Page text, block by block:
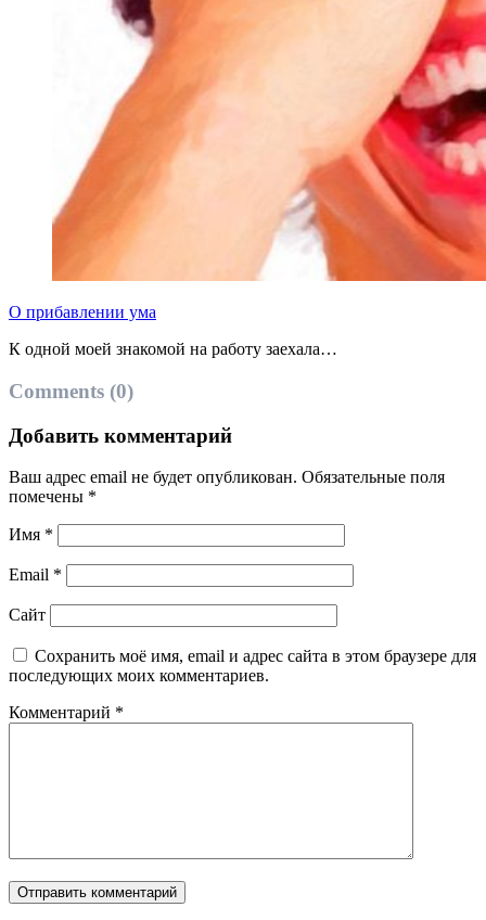
О прибавлении ума
К одной моей знакомой на работу заехала…
Comments (0)
Добавить комментарий
Ваш адрес email не будет опубликован. Обязательные поля
помечены *
Имя *
Email *
Сайт
Сохранить моё имя, email и адрес сайта в этом браузере для
последующих моих комментариев.
Комментарий *